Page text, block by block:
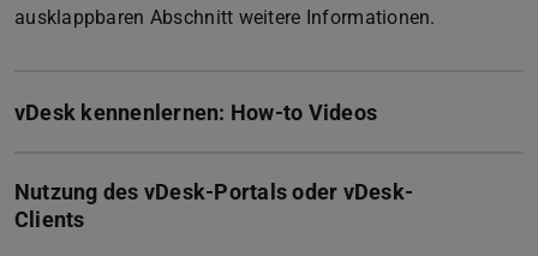
ausklappbaren Abschnitt weitere Informationen.
vDesk kennenlernen: How-to Videos
Nutzung des vDesk-Portals oder vDesk-
Clients